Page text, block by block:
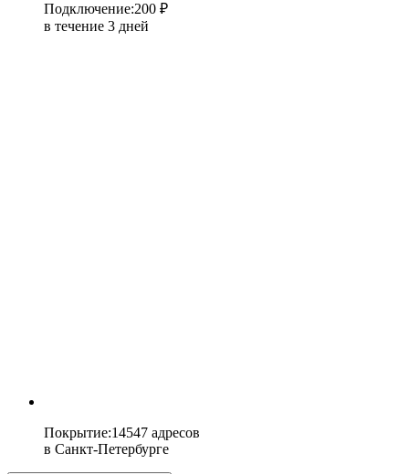
Подключение:200 ₽
в течение 3 дней
Покрытие:14547 адресов
в Санкт-Петербурге